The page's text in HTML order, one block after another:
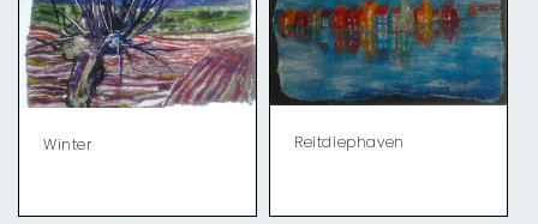
Winter Reitdiephaven